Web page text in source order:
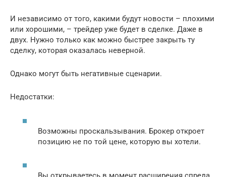
И независимо от того, какими будут новости – плохими
или хорошими, – трейдер уже будет в сделке. Даже в
двух. Нужно только как можно быстрее закрыть ту
сделку, которая оказалась неверной.
Однако могут быть негативные сценарии.
Недостатки:
Возможны проскальзывания. Брокер откроет
позицию не по той цене, которую вы хотели.